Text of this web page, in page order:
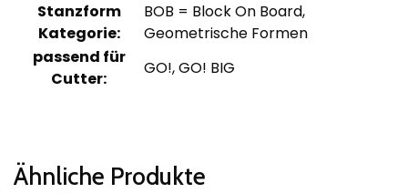
Stanzform
Kategorie:
BOB = Block On Board,
Geometrische Formen
passend für
Cutter:
GO!, GO! BIG
Ähnliche Produkte